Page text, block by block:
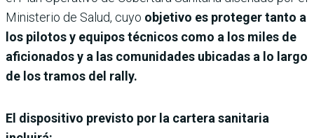
Ministerio de Salud, cuyo objetivo es proteger tanto a
los pilotos y equipos técnicos como a los miles de
aficionados y a las comunidades ubicadas a lo largo
de los tramos del rally.
El dispositivo previsto por la cartera sanitaria